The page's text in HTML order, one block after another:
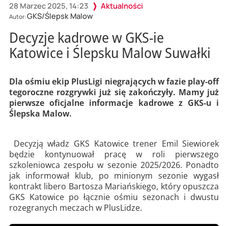
28 Marzec 2025, 14:23 Aktualności
Autor:GKS/Ślepsk Malow
Decyzje kadrowe w GKS-ie
Katowice i Ślepsku Malow Suwałki
Dla ośmiu ekip PlusLigi niegrających w fazie play-off
tegoroczne rozgrywki już się zakończyły. Mamy już
pierwsze oficjalne informacje kadrowe z GKS-u i
Ślepska Malow.
Decyzją władz GKS Katowice trener Emil Siewiorek
będzie kontynuował pracę w roli pierwszego
szkoleniowca zespołu w sezonie 2025/2026. Ponadto
jak informował klub, po minionym sezonie wygasł
kontrakt libero Bartosza Mariańskiego, który opuszcza
GKS Katowice po łącznie ośmiu sezonach i dwustu
rozegranych meczach w PlusLidze.